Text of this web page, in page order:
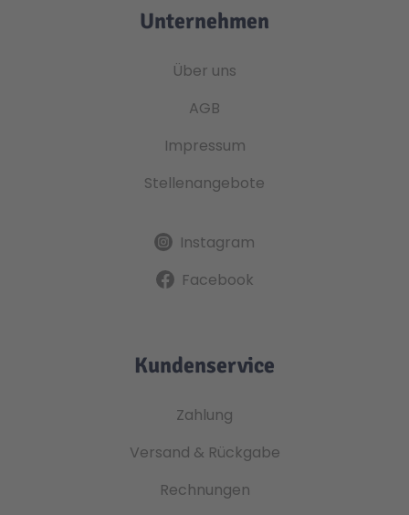
Unternehmen
Über uns
AGB
Impressum
Stellenangebote
Instagram
Facebook
Kundenservice
Zahlung
Versand & Rückgabe
Rechnungen